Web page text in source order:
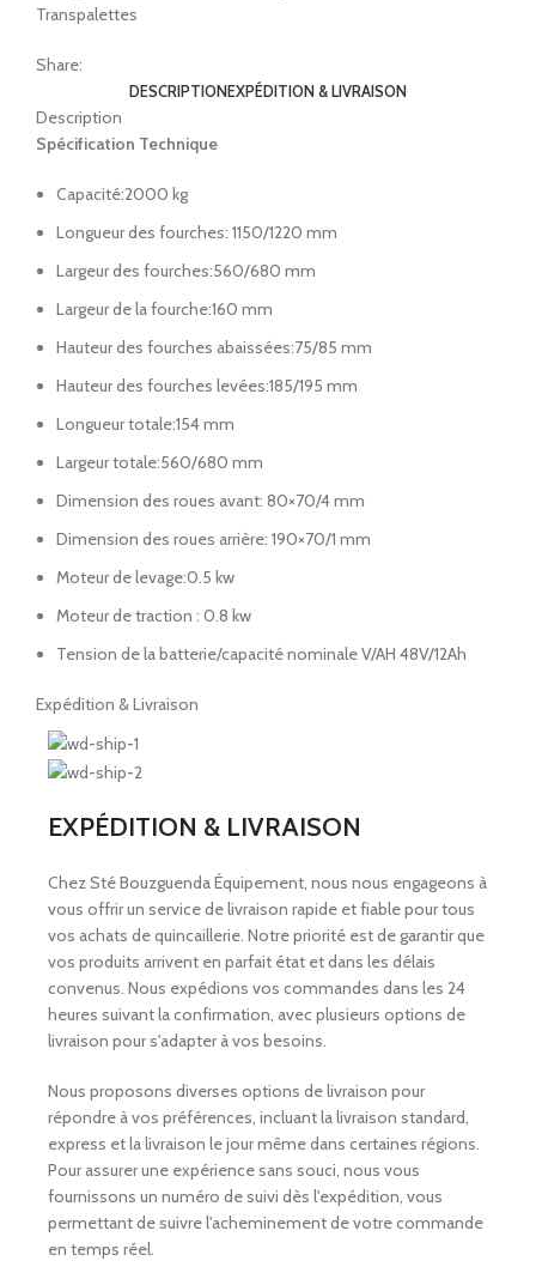
Transpalettes
Share:
DESCRIPTIONEXPÉDITION & LIVRAISON
Description
Spécification Technique
Capacité:2000 kg
Longueur des fourches: 1150/1220 mm
Largeur des fourches:560/680 mm
Largeur de la fourche:160 mm
Hauteur des fourches abaissées:75/85 mm
Hauteur des fourches levées:185/195 mm
Longueur totale:154 mm
Largeur totale:560/680 mm
Dimension des roues avant: 80×70/4 mm
Dimension des roues arrière: 190×70/1 mm
Moteur de levage:0.5 kw
Moteur de traction : 0.8 kw
Tension de la batterie/capacité nominale V/AH 48V/12Ah
Expédition & Livraison
EXPÉDITION & LIVRAISON
Chez Sté Bouzguenda Équipement, nous nous engageons à
vous offrir un service de livraison rapide et fiable pour tous
vos achats de quincaillerie. Notre priorité est de garantir que
vos produits arrivent en parfait état et dans les délais
convenus. Nous expédions vos commandes dans les 24
heures suivant la confirmation, avec plusieurs options de
livraison pour s'adapter à vos besoins.
Nous proposons diverses options de livraison pour
répondre à vos préférences, incluant la livraison standard,
express et la livraison le jour même dans certaines régions.
Pour assurer une expérience sans souci, nous vous
fournissons un numéro de suivi dès l'expédition, vous
permettant de suivre l'acheminement de votre commande
en temps réel.